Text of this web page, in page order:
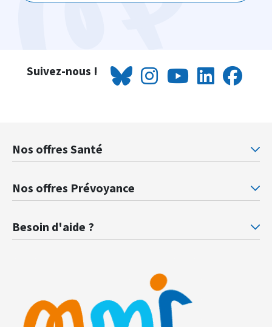
Suivez-nous !
Nos offres Santé
Mutuelle santé Retraités justice
Nos offres Prévoyance
Besoin d'aide ?